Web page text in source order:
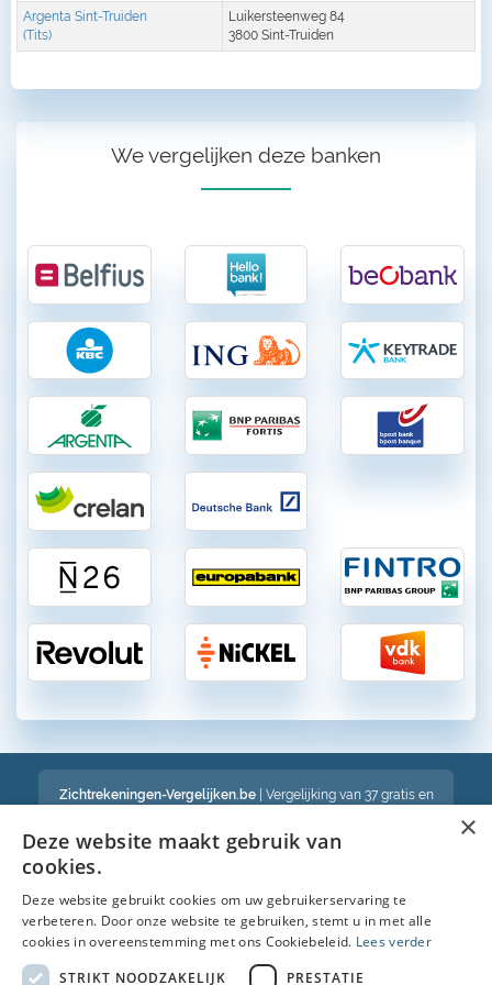
Argenta Sint-Truiden
(Tits)
Luikersteenweg 84
3800 Sint-Truiden
We vergelijken deze banken
Zichtrekeningen-Vergelijken.be| Vergelijking van 37 gratis en
Een volledig onafhankelijke vergelijking van gratis en betalende
bankrekeningen in België
Bekijk ook :
Spaarrekening
×
Deze website maakt gebruik van
cookies.
Deze website gebruikt cookies om uw gebruikerservaring te
verbeteren. Door onze website te gebruiken, stemt u in met alle
cookies in overeenstemming met ons Cookiebeleid. Lees verder
STRIKT NOODZAKELIJK
PRESTATIE